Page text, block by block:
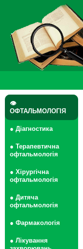
👁
ОФТАЛЬМОЛОГІЯ
● Діагностика
● Терапевтична
офтальмологія
● Хірургічна
офтальмологія
● Дитяча
офтальмологія
● Фармакологія
● Лікування